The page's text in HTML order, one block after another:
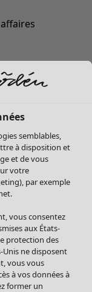
semblables,
à disposition et
et de vous
votre
par exemple
vous consentez
aux États-
protection des
Unis ne disposent
vous vous
à vos données à
former un